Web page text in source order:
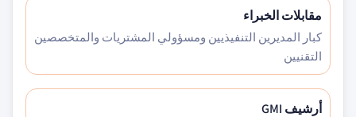
مقابلات الخبراء
كبار المديرين التنفيذيين ومسؤولي المشتريات والمتخصصين
التقنيين
أرشيف GMI